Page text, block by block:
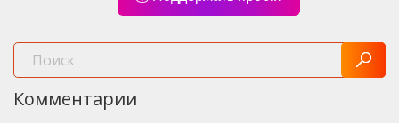
Комментарии